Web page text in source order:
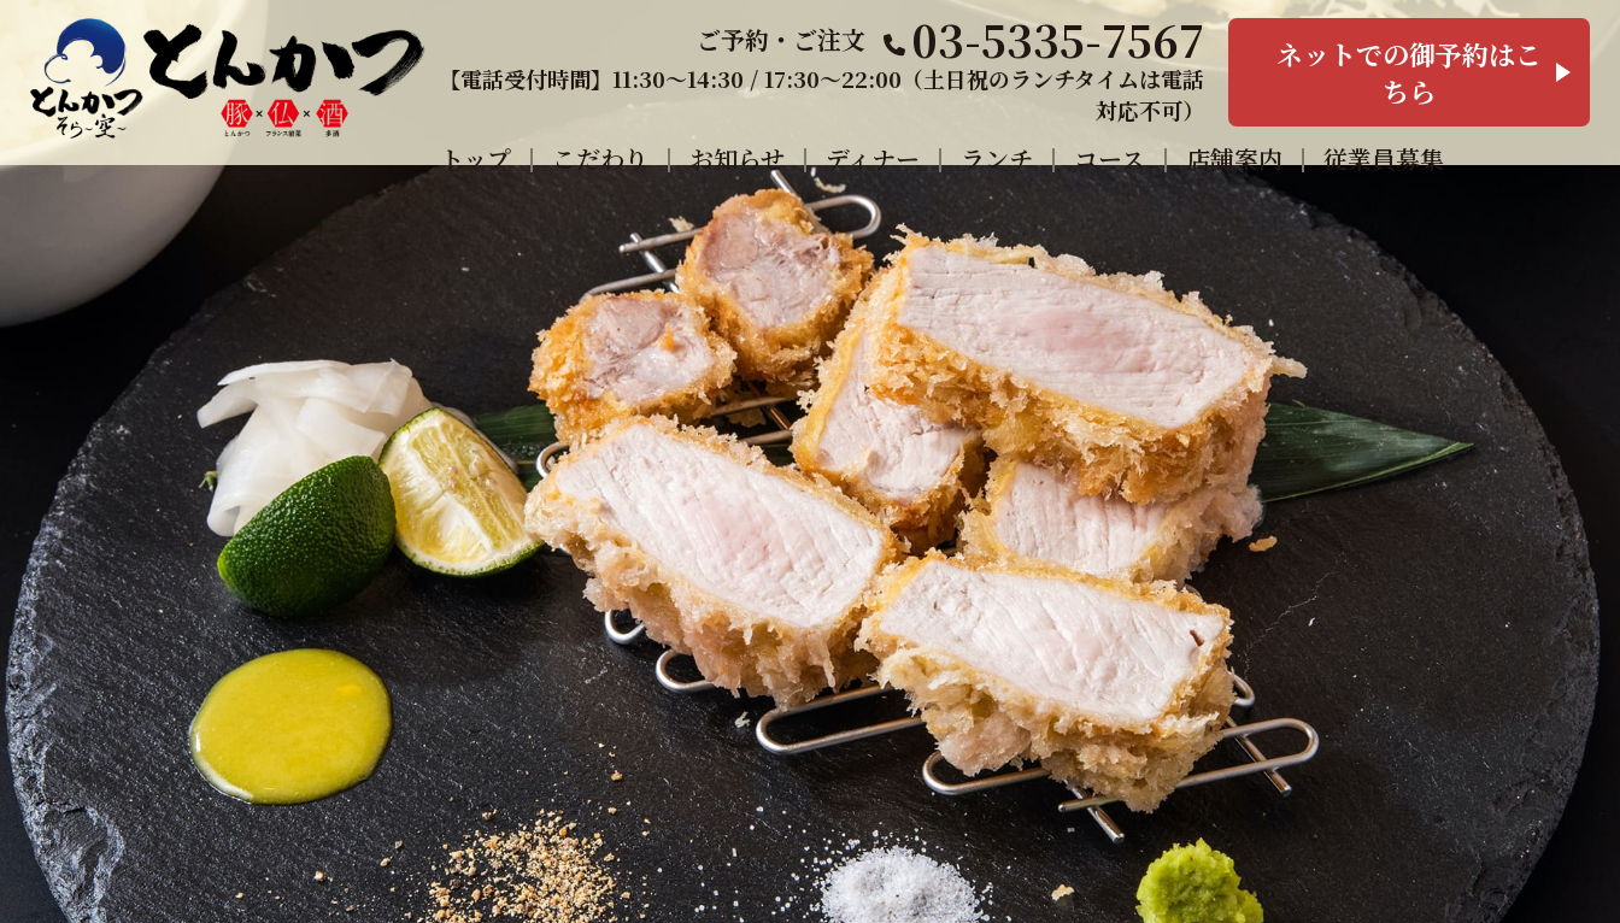
ご予約・ご注文 03-5335-7567
【電話受付時間】11:30〜14:30 / 17:30〜22:00（土日祝のランチタイムは電話
対応不可）
ネットでの御予約はこ
ちら
トップ こだわり お知らせ ディナー ランチ コース 店舗案内 従業員募集